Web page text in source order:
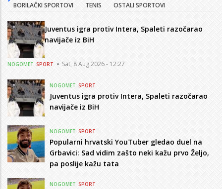
BORILAČKI SPORTOVI
TENIS OSTALI SPORTOVI
NOGOMET SPORT Sat, 8 Aug 2026 - 12:27
Juventus igra protiv Intera, Spaleti razočarao
navijače iz BiH
NOGOMET SPORT
Juventus igra protiv Intera, Spaleti razočarao
navijače iz BiH
NOGOMET SPORT
Popularni hrvatski YouTuber gledao duel na
Grbavici: Sad vidim zašto neki kažu prvo Željo,
pa poslije kažu tata
NOGOMET SPORT